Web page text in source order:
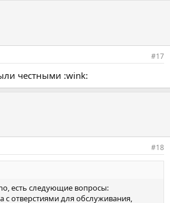
#17
честными :wink:
#18
есть следующие вопросы:
с отверстиями для обслуживания,